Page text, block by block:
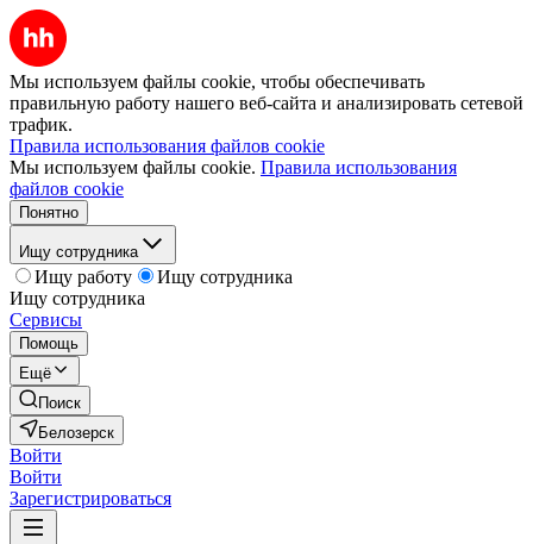
Мы используем файлы cookie, чтобы обеспечивать
правильную работу нашего веб-сайта и анализировать сетевой
трафик.
Правила использования файлов cookie
Мы используем файлы cookie. Правила использования
файлов cookie
Понятно
Ищу сотрудника
Ищу работу
Ищу сотрудника
Ищу сотрудника
Сервисы
Помощь
Ещё
Поиск
Белозерск
Войти
Войти
Зарегистрироваться